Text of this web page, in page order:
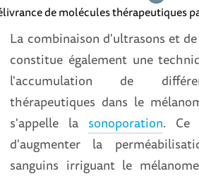
de molécules thérapeutiques
La combinaison d'ultrasons et
constitue également une
l'accumulation de
thérapeutiques dans le
s'appelle la sonoporation. Ce
d'augmenter la
sanguins irriguant le